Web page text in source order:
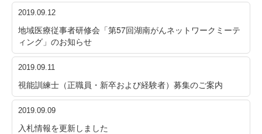
2019.09.12
地域医療従事者研修会「第57回湖南がんネットワークミーテ
ィング」のお知らせ
2019.09.11
視能訓練士（正職員・新卒および経験者）募集のご案内
2019.09.09
入札情報を更新しました